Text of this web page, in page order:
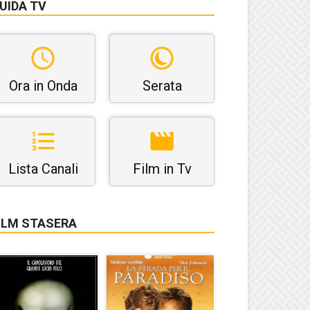
TV
Ora in Onda Serata
Lista Canali Film in Tv
STASERA